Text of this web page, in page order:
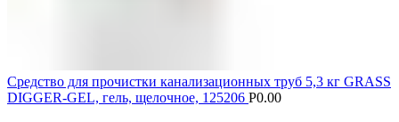
Средство для прочистки канализационных труб 5,3 кг GRASS
DIGGER-GEL, гель, щелочное, 125206 Р0.00